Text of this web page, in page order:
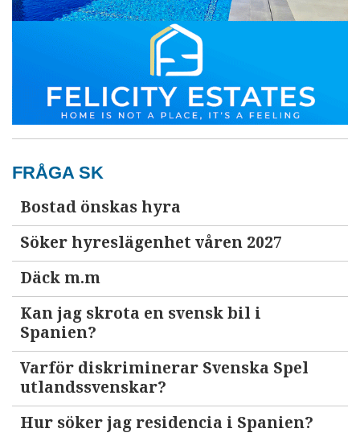
FRÅGA SK
Bostad önskas hyra
Söker hyreslägenhet våren 2027
Däck m.m
Kan jag skrota en svensk bil i
Spanien?
Varför diskriminerar Svenska Spel
utlandssvenskar?
Hur söker jag residencia i Spanien?